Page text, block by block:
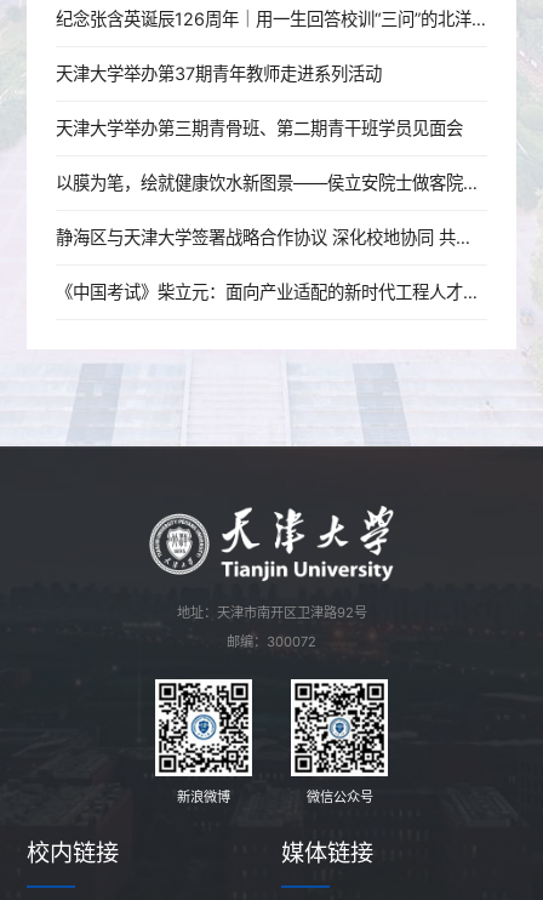
纪念张含英诞辰126周年｜用一生回答校训“三问”的北洋老校长
天津大学举办第37期青年教师走进系列活动
天津大学举办第三期青骨班、第二期青干班学员见面会
以膜为笔，绘就健康饮水新图景——侯立安院士做客院士大讲堂
静海区与天津大学签署战略合作协议 深化校地协同 共启发展新篇
《中国考试》柴立元：面向产业适配的新时代工程人才培养改革探索——以天津大学为例
地址：天津市南开区卫津路92号
邮编：300072
新浪微博 微信公众号
校内链接 媒体链接